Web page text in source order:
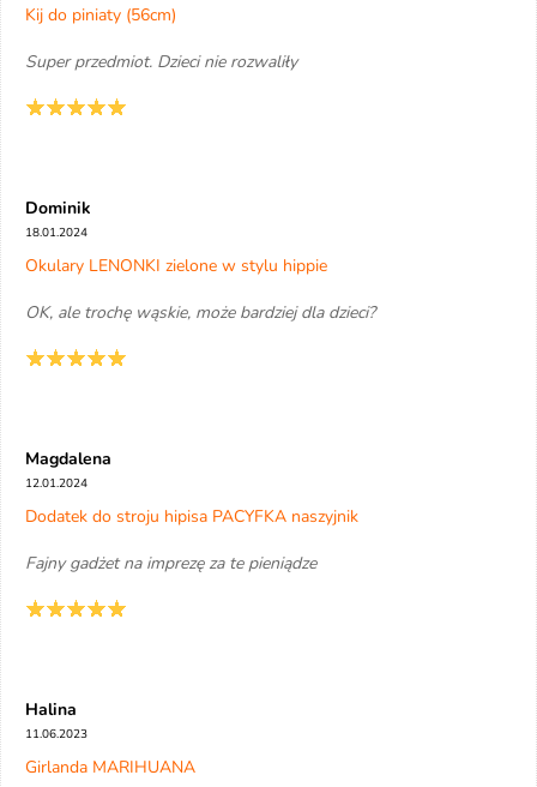
Kij do piniaty (56cm)
Super przedmiot. Dzieci nie rozwaliły
Dominik
18.01.2024
Okulary LENONKI zielone w stylu hippie
OK, ale trochę wąskie, może bardziej dla dzieci?
Magdalena
12.01.2024
Dodatek do stroju hipisa PACYFKA naszyjnik
Fajny gadżet na imprezę za te pieniądze
Halina
11.06.2023
Girlanda MARIHUANA